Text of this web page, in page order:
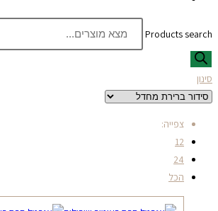
Products search
סינון
צפייה:
12
24
הכל